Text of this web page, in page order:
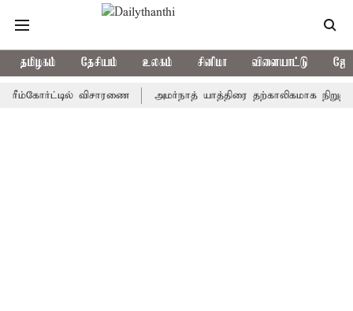
தமிழகம் தேசியம் உலகம் சினிமா விளையாட்டு
விசாரணை அமர்நாத் யாத்திரை தற்காலிகமாக நிறுத்தம்